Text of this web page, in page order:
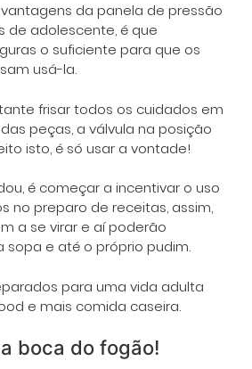
da panela de pressão
de adolescente, é que
o suficiente para que os
usá-la.
frisar todos os cuidados em
peças, a válvula na posição
isto, é só usar a vontade!
é começar a incentivar o uso
no preparo de receitas, assim,
a se virar e aí poderão
sopa e até o próprio pudim.
para uma vida adulta
e mais comida caseira.
boca do fogão!